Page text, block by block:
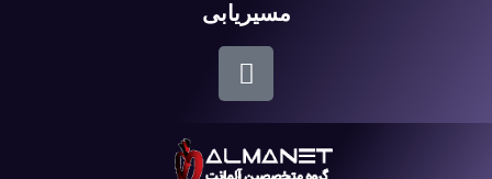
مسیریابی